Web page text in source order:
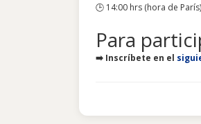
🕒 14:00 hrs (hora de
Para
➡️ Inscríbete en el